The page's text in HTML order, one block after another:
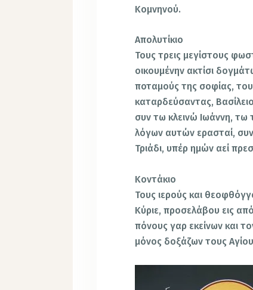
Κομνηνού.
Απολυτίκιο
Τους τρεις μεγίστους
οικουμένην ακτίσι
ποταμούς της σοφίας,
καταρδεύσαντας,
συν τω κλεινώ Ιωάννη, τω
λόγων αυτών ερασταί,
Τριάδι, υπέρ ημών αεί
Κοντάκιο
Τους ιερούς και
Κύριε, προσελάβου εις
πόνους γαρ εκείνων και
μόνος δοξάζων τους